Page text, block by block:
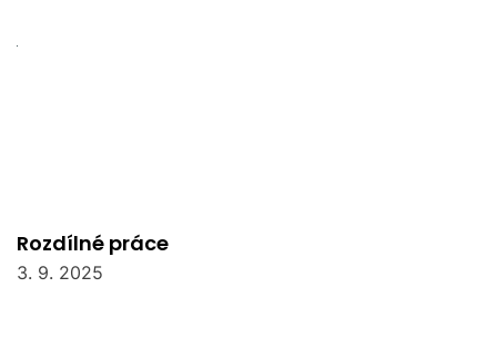
Rozdílné práce
3. 9. 2025